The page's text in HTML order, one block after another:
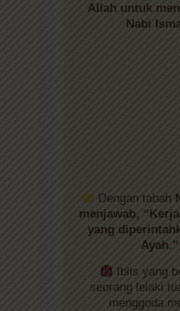
Allah untuk
Nabi
Dengan tabah
menjawab,
yang
Ayah.”
Iblis yang
seorang lelaki
menggoda